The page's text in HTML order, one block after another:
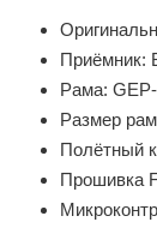
Приёмник:
Рама:
Размер
Полётный
Прошивка